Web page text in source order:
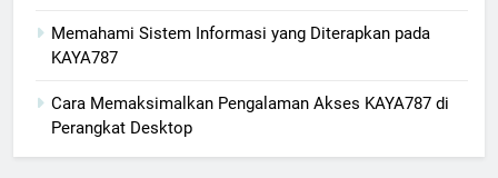
Memahami Sistem Informasi yang Diterapkan pada
KAYA787
Cara Memaksimalkan Pengalaman Akses KAYA787 di
Perangkat Desktop